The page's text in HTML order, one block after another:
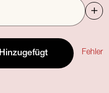
Hinzugefügt Fehler